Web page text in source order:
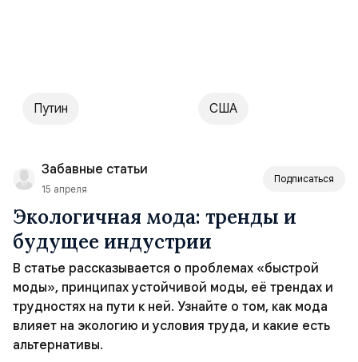
Путин США
Забавные статьи
15 апреля
Подписаться
Экологичная мода: тренды и
будущее индустрии
В статье рассказывается о проблемах «быстрой
моды», принципах устойчивой моды, её трендах и
трудностях на пути к ней. Узнайте о том, как мода
влияет на экологию и условия труда, и какие есть
альтернативы.